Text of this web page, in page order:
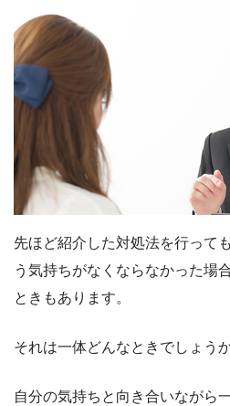
先ほど紹介した対処法を行って
う気持ちがなくならなかった場
ときもあります。
それは一体どんなときでしょう
自分の気持ちと向き合いながら